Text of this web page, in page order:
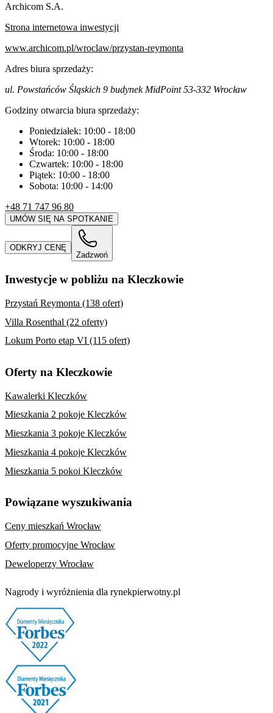
Archicom S.A.
Strona internetowa inwestycji
www.archicom.pl/wroclaw/przystan-reymonta
Adres biura sprzedaży:
ul. Powstańców Śląskich 9 budynek MidPoint 53-332 Wrocław
Godziny otwarcia biura sprzedaży:
Poniedziałek: 10:00 - 18:00
Wtorek: 10:00 - 18:00
Środa: 10:00 - 18:00
Czwartek: 10:00 - 18:00
Piątek: 10:00 - 18:00
Sobota: 10:00 - 14:00
+48 71 747 96 80
UMÓW SIĘ NA SPOTKANIE
ODKRYJ CENĘ
Zadzwoń
Inwestycje w pobliżu na Kleczkowie
Przystań Reymonta (138 ofert)
Villa Rosenthal (22 oferty)
Lokum Porto etap VI (115 ofert)
Oferty na Kleczkowie
Kawalerki Kleczków
Mieszkania 2 pokoje Kleczków
Mieszkania 3 pokoje Kleczków
Mieszkania 4 pokoje Kleczków
Mieszkania 5 pokoi Kleczków
Powiązane wyszukiwania
Ceny mieszkań Wrocław
Oferty promocyjne Wrocław
Deweloperzy Wrocław
Nagrody i wyróżnienia dla rynekpierwotny.pl